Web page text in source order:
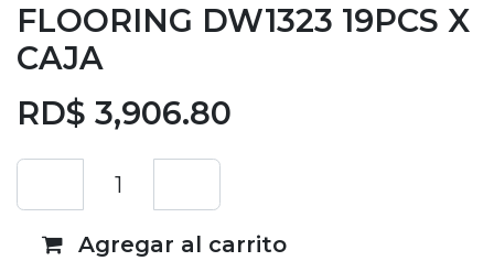
FLOORING DW1323 19PCS X
CAJA
RD$ 3,906.80
Agregar al carrito